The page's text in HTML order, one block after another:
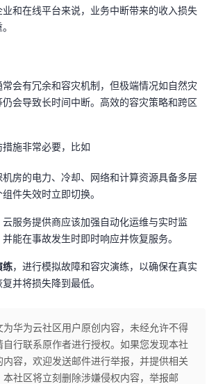
和在线平台来说，业务中断带来的收入损失
会有冗余和容灾机制，但极端情况如自然灾
会导致长时间中断。高效的容灾策略和跨区
施非常必要，比如
机房的电力、冷却、网络和计算资源具备多层
件失效时立即切换。
云服务提供商应该加强自动化运维与实时监
能在事故发生时即时响应并恢复服务。
练，进行模拟故障和容灾演练，以确保在真实
并将损失降到最低。
为华为云社区用户原创内容，未经允许不得
行联系原作者进行授权。如果您发现本社
内容，欢迎发送邮件进行举报，并提供相关
社区将立刻删除涉嫌侵权内容，举报邮